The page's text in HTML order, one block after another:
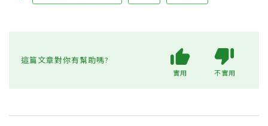
這篇文章對你有幫助嗎?
實用 不實用